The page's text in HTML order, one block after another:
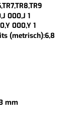
000,J 1
000,Y 1
(metrisch):6,8
mm